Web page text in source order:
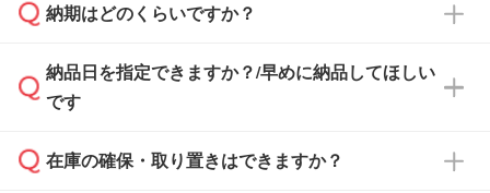
どの場合は、月末締め翌月末払いに対応可能で
また、卒業・卒園記念品で対策委員会や個人様
校や幼稚園・保育園であれば、同様の条件でご
納品書・領収書は ご依頼をいただいた場合の
ず、通常はPDFデータをメール添付でお送りし
ます。
たは注文フォームの『ご注文に関する備考欄』
納期はどのくらいですか？
・印刷する場合(500個程度)
ご入金、イメージ画像の校了から約2週間～2
納品日を指定できますか？/早めに納品してほしい
です
ご希望の納期がある場合は、お問い合わせ・お
在庫の確保・取り置きはできますか？